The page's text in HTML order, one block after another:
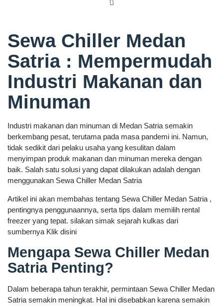
Sewa Chiller Medan
Satria : Mempermudah
Industri Makanan dan
Minuman
Industri makanan dan minuman di Medan Satria semakin
berkembang pesat, terutama pada masa pandemi ini. Namun,
tidak sedikit dari pelaku usaha yang kesulitan dalam
menyimpan produk makanan dan minuman mereka dengan
baik. Salah satu solusi yang dapat dilakukan adalah dengan
menggunakan Sewa Chiller Medan Satria
Artikel ini akan membahas tentang Sewa Chiller Medan Satria ,
pentingnya penggunaannya, serta tips dalam memilih rental
freezer yang tepat. silakan simak sejarah kulkas dari
sumbernya Klik disini
Mengapa Sewa Chiller Medan
Satria Penting?
Dalam beberapa tahun terakhir, permintaan Sewa Chiller Medan
Satria semakin meningkat. Hal ini disebabkan karena semakin